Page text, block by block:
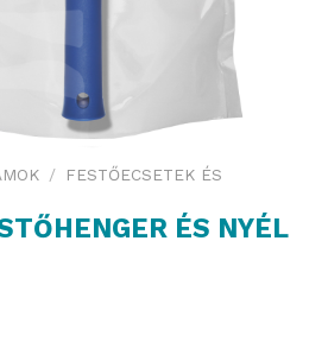
/
FESTŐECSETEK ÉS
ÉS NYÉL